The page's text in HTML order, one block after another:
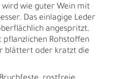
wird wie guter Wein mit
Das einlagige Leder
angespritzt,
pflanzlichen Rohstoffen
blättert oder kratzt die